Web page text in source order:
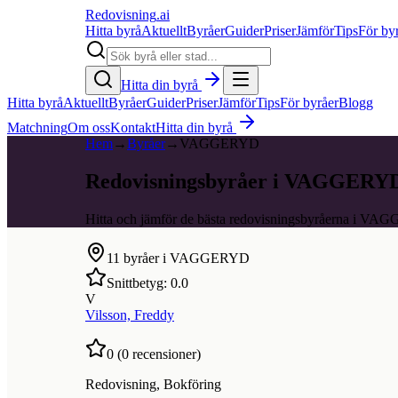
Redovisning.ai
Hitta byråAktuelltByråerGuiderPriserJämförTipsFör
Hitta din byrå
Hitta byråAktuelltByråerGuiderPriserJämförTipsFör byråerBlogg
MatchningOm ossKontaktHitta din byrå
Hem→Byråer→ VAGGERYD
Redovisningsbyråer i
Hitta och jämför de bästa redovisningsbyråerna i
11 byråer i VAGGERYD
Snittbetyg: 0.0
V
Vilsson, Freddy
0 (0 recensioner)
Redovisning, Bokföring